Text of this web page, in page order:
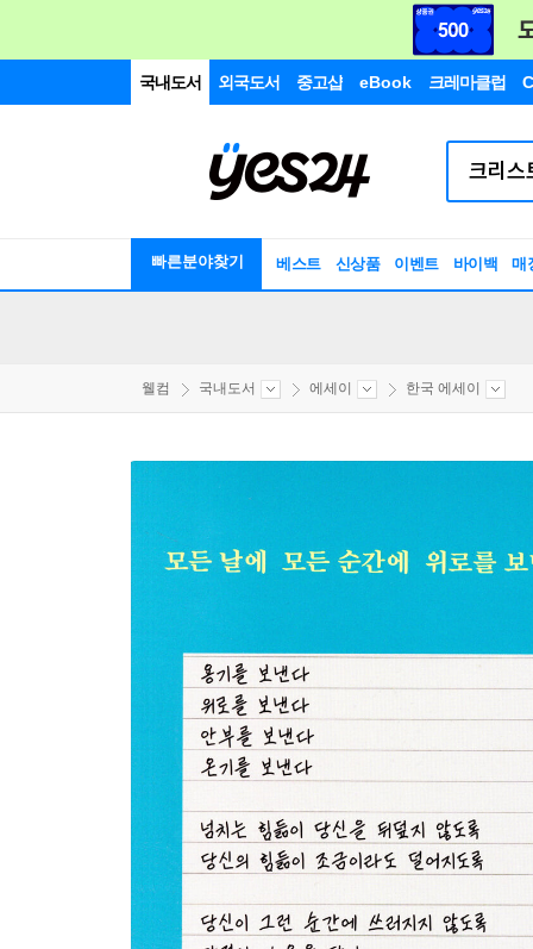
국내도서 외국도서 중고샵 eBook 크레마클럽
빠른분야찾기 베스트 신상품 이벤트 바이백 매
웰컴 국내도서 에세이 한국 에세이